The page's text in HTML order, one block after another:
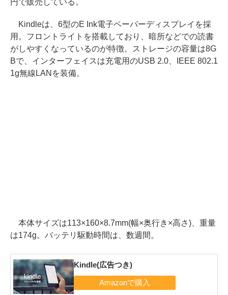
Kindleは、6型のE Ink電子ペーパーディスプレイを採
用。フロントライトを搭載しており、暗所などでの読書
がしやすくなっているのが特徴。ストレージの容量は8G
Bで、インターフェイスは充電用のUSB 2.0、IEEE 802.1
1g無線LANを装備。
本体サイズは113×160×8.7mm(幅×奥行き×高さ)、重量
は174g。バッテリ駆動時間は、数週間。
Kindle(広告つき)